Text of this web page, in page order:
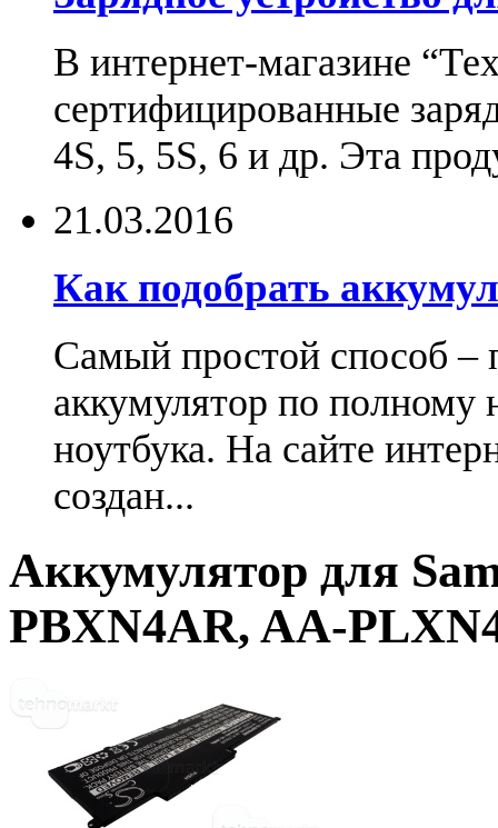
В интернет-магазине
сертифицированные
4S, 5, 5S, 6 и др. Эта
21.03.2016
Как подобрать
Самый простой способ –
аккумулятор по
ноутбука. На сайте
создан...
Аккумулятор для
PBXN4AR, AA-